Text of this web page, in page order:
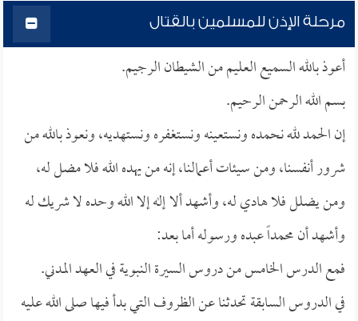
مرحلة الإذن للمسلمين بالقتال
أعوذ بالله السميع العليم من الشيطان الرجيم.
بسم الله الرحمن الرحيم.
إن الحمد لله نحمده ونستعينه ونستغفره ونستهديه، ونعوذ بالله من
شرور أنفسنا، ومن سيئات أعمالنا، إنه من يهده الله فلا مضل له،
ومن يضلل فلا هادي له، وأشهد ألا إله إلا الله وحده لا شريك له
وأشهد أن محمداً عبده ورسوله أما بعد:
فمع الدرس الخامس من دروس السيرة النبوية في العهد المدني.
في الدروس السابقة تحدثنا عن الظروف التي بدأ فيها صلى الله عليه